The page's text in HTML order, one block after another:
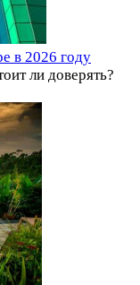
в 2026 году
ли доверять?